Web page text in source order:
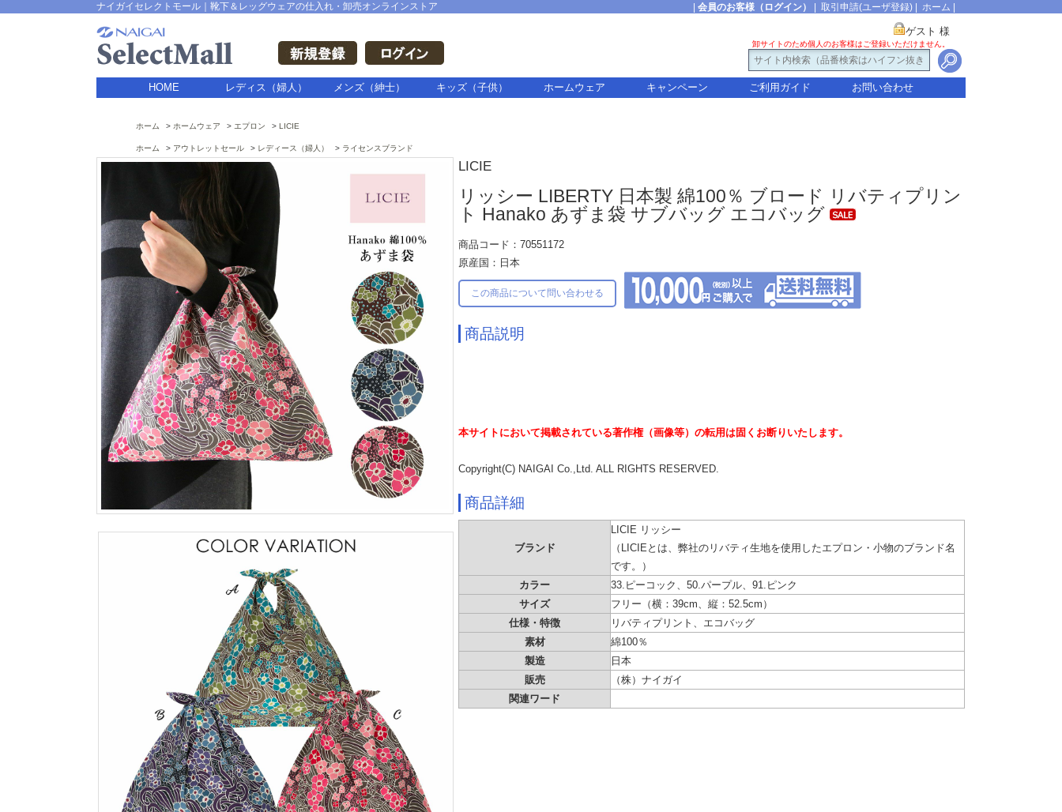
ナイガイセレクトモール｜靴下＆レッグウェアの仕入れ・卸売オンラインストア 会員のお客様（ログイン） 取引申請(ユーザ登録) ホーム
ゲスト 様
卸サイトのため個人のお客様はご登録いただけません。
HOME レディス（婦人） メンズ（紳士） キッズ（子供） ホームウェア キャンペーン ご利用ガイド お問い合わせ
ホーム ホームウェア エプロン LICIE
ホーム アウトレットセール レディース（婦人） ライセンスブランド
LICIE
リッシー LIBERTY 日本製 綿100％ ブロード リバティプリン
ト Hanako あずま袋 サブバッグ エコバッグ
商品コード：70551172
原産国：日本
この商品について問い合わせる
商品説明
本サイトにおいて掲載されている著作権（画像等）の転用は固くお断りいたします。
Copyright(C) NAIGAI Co.,Ltd. ALL RIGHTS RESERVED.
商品詳細
ブランド
LICIE リッシー
（LICIEとは、弊社のリバティ生地を使用したエプロン・小物のブランド名
です。）
カラー
33.ピーコック、50.パープル、91.ピンク
サイズ
フリー（横：39cm、縦：52.5cm）
仕様・特徴
リバティプリント、エコバッグ
素材
綿100％
製造
日本
販売
（株）ナイガイ
関連ワード